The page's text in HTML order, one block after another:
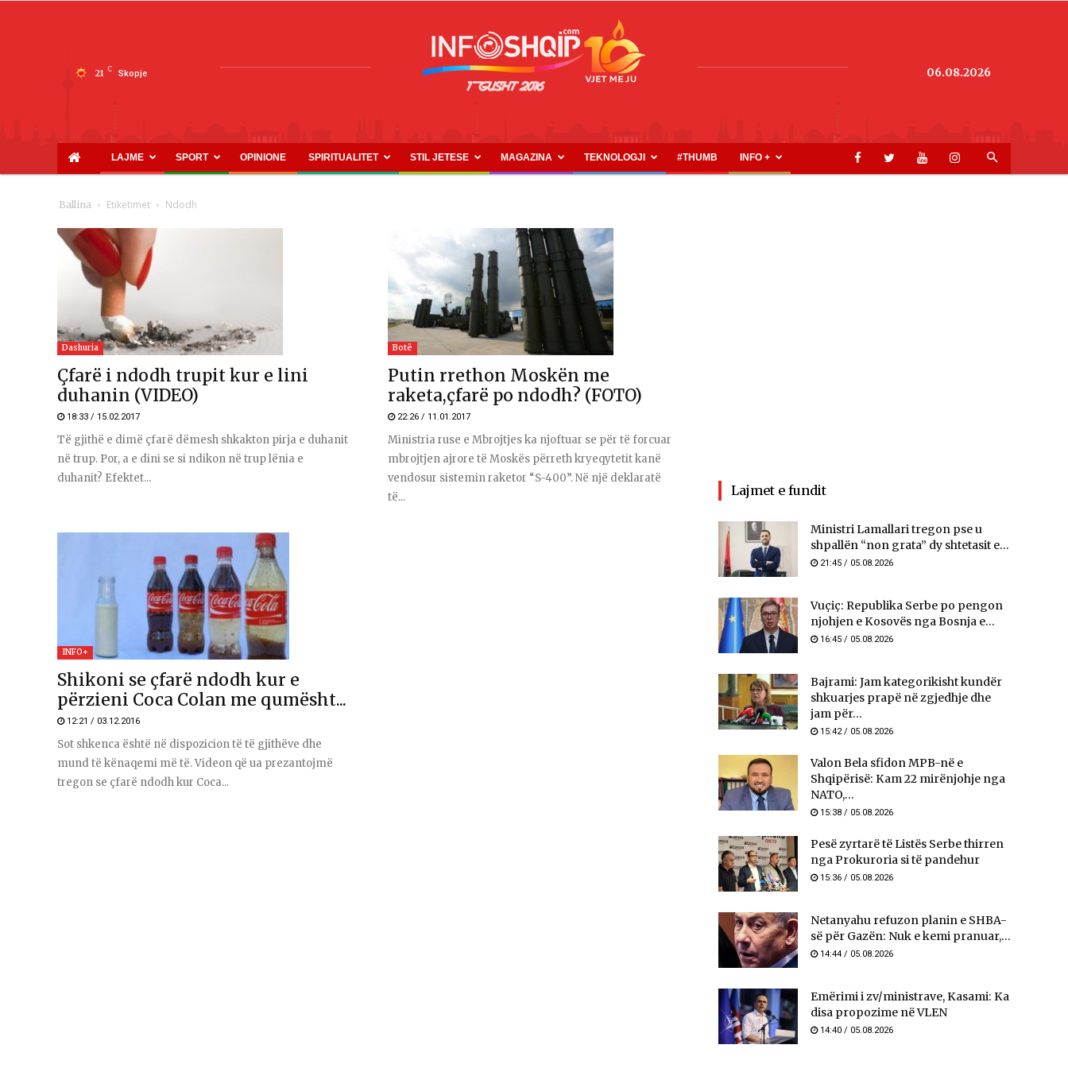
21 C Skopje
INFOSHQIP.COM
06.08.2026
LAJME SPORT OPINIONE SPIRITUALITET STIL JETESE MAGAZINA TEKNOLOGJI #THUMB INFO +
Ballina Etiketimet Ndodh
Dashuria
Çfarë i ndodh trupit kur e lini
duhanin (VIDEO)
18:33 / 15.02.2017
Të gjithë e dimë çfarë dëmesh shkakton pirja e duhanit
në trup. Por, a e dini se si ndikon në trup lënia e
duhanit? Efektet...
Botë
Putin rrethon Moskën me
raketa,çfarë po ndodh? (FOTO)
22:26 / 11.01.2017
Ministria ruse e Mbrojtjes ka njoftuar se për të forcuar
mbrojtjen ajrore të Moskës përreth kryeqytetit kanë
vendosur sistemin raketor “S-400”. Në një deklaratë
të...
INFO+
Shikoni se çfarë ndodh kur e
përzieni Coca Colan me qumësht...
12:21 / 03.12.2016
Sot shkenca është në dispozicion të të gjithëve dhe
mund të kënaqemi më të. Videon që ua prezantojmë
tregon se çfarë ndodh kur Coca...
Lajmet e fundit
Ministri Lamallari tregon pse u
shpallën “non grata” dy shtetasit e...
21:45 / 05.08.2026
Vuçiç: Republika Serbe po pengon
njohjen e Kosovës nga Bosnja e...
16:45 / 05.08.2026
Bajrami: Jam kategorikisht kundër
shkuarjes prapë në zgjedhje dhe
jam për...
15:42 / 05.08.2026
Valon Bela sfidon MPB-në e
Shqipërisë: Kam 22 mirënjohje nga
NATO,...
15:38 / 05.08.2026
Pesë zyrtarë të Listës Serbe thirren
nga Prokuroria si të pandehur
15:36 / 05.08.2026
Netanyahu refuzon planin e SHBA-
së për Gazën: Nuk e kemi pranuar,...
14:44 / 05.08.2026
Emërimi i zv/ministrave, Kasami: Ka
disa propozime në VLEN
14:40 / 05.08.2026